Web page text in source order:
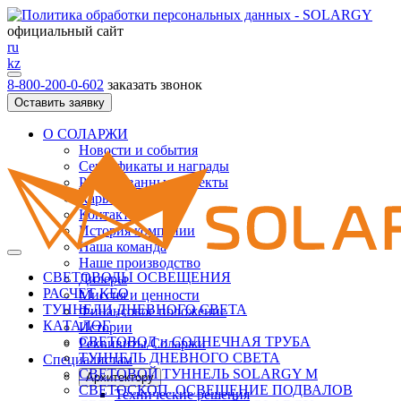
официальный сайт
ru
kz
8-800-200-0-602 заказать звонок
Оставить заявку
О СОЛАРЖИ
Новости и события
Сертификаты и награды
Реализованные проекты
Карьера
Контакты
История компании
Наша команда
Наше производство
Дилеры
Миссия и ценности
Финансовое положение
Истории
Реквивиты Соларжи
Специалистам
Архитектору
Технические решения
СВЕТОВОДЫ ОСВЕЩЕНИЯ
РАСЧЕТ КЕО
ТУННЕЛИ ДНЕВНОГО СВЕТА
КАТАЛОГ
СВЕТОВОД и СОЛНЕЧНАЯ ТРУБА
ТУННЕЛЬ ДНЕВНОГО СВЕТА
СВЕТОВОЙ ТУННЕЛЬ SOLARGY М
СВЕТОСКОП. ОСВЕЩЕНИЕ ПОДВАЛОВ